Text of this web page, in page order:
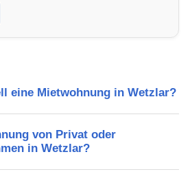
Schulen,
und Mietpreise.
eine Mietwohnung in Wetzlar?
von Privat oder
in Wetzlar?